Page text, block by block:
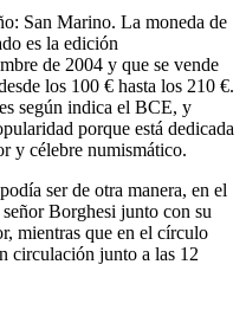
San Marino. La moneda de
es la edición
de 2004 y que se vende
los 100 € hasta los 210 €.
según indica el BCE, y
porque está dedicada
y célebre numismático.
ser de otra manera, en el
Borghesi junto con su
mientras que en el círculo
circulación junto a las 12